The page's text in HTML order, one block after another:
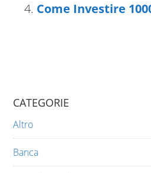
Come Investire
CATEGORIE
Altro
Banca